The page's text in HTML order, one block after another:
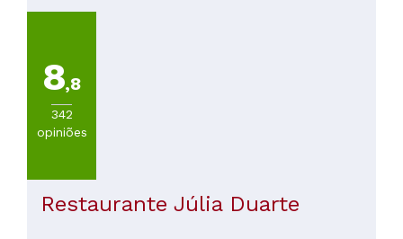
8,8
342
opiniões
Restaurante Júlia Duarte